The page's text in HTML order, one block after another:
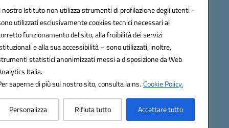
nostro Istituto non utilizza strumenti di profilazione degli utenti -
utilizzati esclusivamente cookies tecnici necessari al
funzionamento del sito, alla fruibilità dei servizi
e alla sua accessibilità – sono utilizzati, inoltre,
statistici anonimizzati messi a disposizione da Web
Italia.
saperne di più sul nostro sito, consulta la ns.Cookie Policy.
Personalizza Rifiuta tutto Accettare tutto
(PEC):fgps010008@pec.istruzione.it